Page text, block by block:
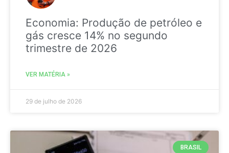
Economia: Produção de petróleo e
gás cresce 14% no segundo
trimestre de 2026
VER MATÉRIA »
29 de julho de 2026
BRASIL